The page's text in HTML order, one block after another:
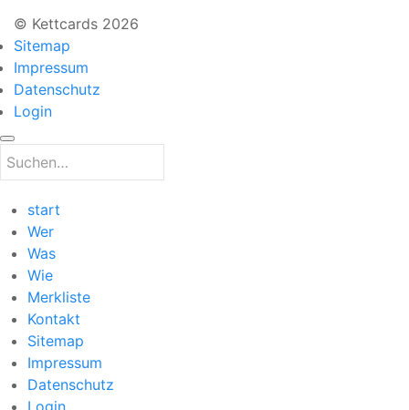
© Kettcards 2026
Sitemap
Impressum
Datenschutz
Login
start
Wer
Was
Wie
Merkliste
Kontakt
Sitemap
Impressum
Datenschutz